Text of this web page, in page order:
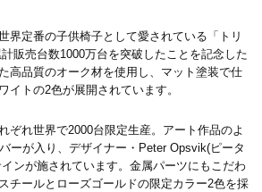
界定番の子供椅子として愛されている「トリ
販売台数1000万台を突破したことを記念した
高品質のオーク材を使用し、マット塗装で仕
イトの2色が展開されています。
ぞれ世界で2000台限定生産。アート作品のよ
ーが入り、デザイナー・Peter Opsvik(ピータ
ンが施されています。金属パーツにもこだわ
チールとローズゴールドの限定カラー2色を採